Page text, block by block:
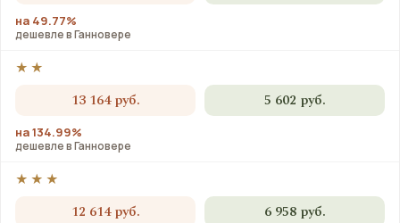
на 49.77%
дешевле в Ганновере
★★
13 164 руб. 5 602 руб.
на 134.99%
дешевле в Ганновере
★★★
12 614 руб. 6 958 руб.